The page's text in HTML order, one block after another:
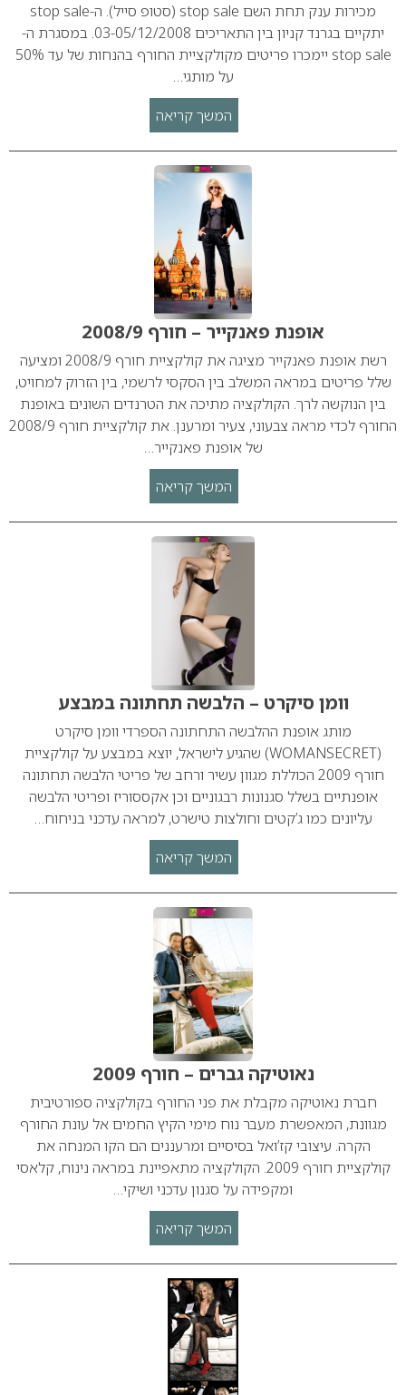
מכירות ענק תחת השם stop sale (סטופ סייל). ה-stop sale
יתקיים בגרנד קניון בין התאריכים 03-05/12/2008. במסגרת ה-
stop sale יימכרו פריטים מקולקציית החורף בהנחות של עד 50%
על מותגי…
המשך קריאה
אופנת פאנקייר – חורף 2008/9
רשת אופנת פאנקייר מציגה את קולקציית חורף 2008/9 ומציעה
שלל פריטים במראה המשלב בין הסקסי לרשמי, בין הזרוק למחויט,
בין הנוקשה לרך. הקולקציה מתיכה את הטרנדים השונים באופנת
החורף לכדי מראה צבעוני, צעיר ומרענן. את קולקציית חורף 2008/9
של אופנת פאנקייר…
המשך קריאה
וומן סיקרט – הלבשה תחתונה במבצע
מותג אופנת ההלבשה התחתונה הספרדי וומן סיקרט
(WOMANSECRET) שהגיע לישראל, יוצא במבצע על קולקציית
חורף 2009 הכוללת מגוון עשיר ורחב של פריטי הלבשה תחתונה
אופנתיים בשלל סגנונות רבגוניים וכן אקססוריז ופריטי הלבשה
עליונים כמו ג’קטים וחולצות טישרט, למראה עדכני בניחוח…
המשך קריאה
נאוטיקה גברים – חורף 2009
חברת נאוטיקה מקבלת את פני החורף בקולקציה ספורטיבית
מגוונת, המאפשרת מעבר נוח מימי הקיץ החמים אל עונת החורף
הקרה. עיצובי קז’ואל בסיסיים ומרעננים הם הקו המנחה את
קולקציית חורף 2009. הקולקציה מתאפיינת במראה נינוח, קלאסי
ומקפידה על סגנון עדכני ושיקי…
המשך קריאה